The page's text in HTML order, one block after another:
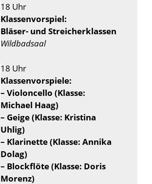
18 Uhr
Klassenvorspiel:
Bläser- und Streicherklassen
Wildbadsaal
18 Uhr
Klassenvorspiele:
– Violoncello (Klasse:
Michael Haag)
– Geige (Klasse: Kristina
Uhlig)
– Klarinette (Klasse: Annika
Dolag)
– Blockflöte (Klasse: Doris
Morenz)